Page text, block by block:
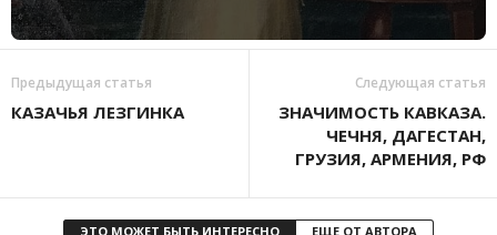
Предыдущая статья
КАЗАЧЬЯ ЛЕЗГИНКА
Следующая статья
ЗНАЧИМОСТЬ КАВКАЗА.
ЧЕЧНЯ, ДАГЕСТАН,
ГРУЗИЯ, АРМЕНИЯ, РФ
ЭТО МОЖЕТ БЫТЬ ИНТЕРЕСНО ЕЩЕ ОТ АВТОРА